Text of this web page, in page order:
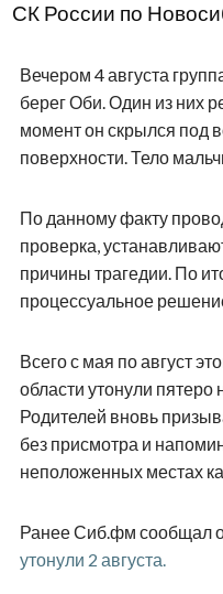
СК России по
Вечером 4 августа
берег Оби. Один из них
момент он скрылся под
поверхности. Тело
По данному факту
проверка,
причины трагедии. По
процессуальное
Всего с мая по август
области утонули
Родителей вновь
без присмотра и
неположенных местах
Ранее Сиб.фм сообщал о
утонули 2 августа.